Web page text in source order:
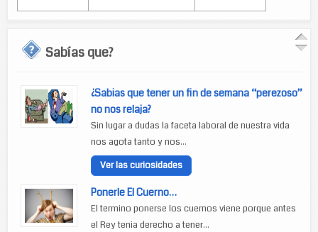
Sabías que?
¿Sabias que tener un fin de semana “perezoso”
no nos relaja?
Sin lugar a dudas la faceta laboral de nuestra vida
nos agota tanto y nos...
Ver las curiosidades
Ponerle El Cuerno…
El termino ponerse los cuernos viene porque antes
el Rey tenia derecho a tener...